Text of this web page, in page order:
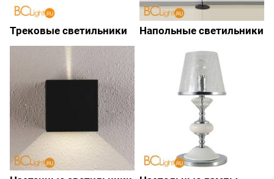
Трековые светильники Напольные светильники